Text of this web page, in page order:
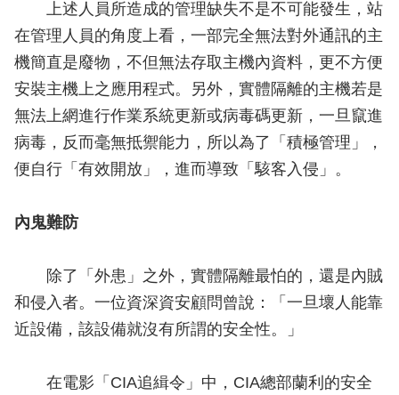
上述人員所造成的管理缺失不是不可能發生，站
在管理人員的角度上看，一部完全無法對外通訊的主
機簡直是廢物，不但無法存取主機內資料，更不方便
安裝主機上之應用程式。另外，實體隔離的主機若是
無法上網進行作業系統更新或病毒碼更新，一旦竄進
病毒，反而毫無抵禦能力，所以為了「積極管理」，
便自行「有效開放」，進而導致「駭客入侵」。
內鬼難防
除了「外患」之外，實體隔離最怕的，還是內賊
和侵入者。一位資深資安顧問曾說：「一旦壞人能靠
近設備，該設備就沒有所謂的安全性。」
在電影「CIA追緝令」中，CIA總部蘭利的安全